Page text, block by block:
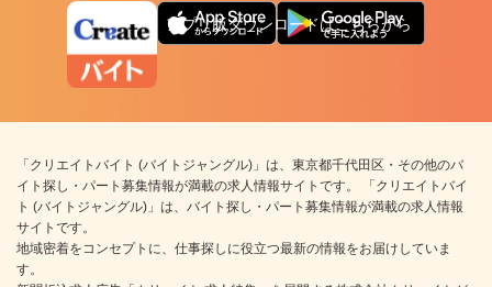
アプリ版ダウンロードはこちらから
「クリエイトバイト (バイトジャングル)」は、東京都千代田区・その他のバ
イト探し・パート募集情報が満載の求人情報サイトです。 「クリエイトバイ
ト (バイトジャングル)」は、バイト探し・パート募集情報が満載の求人情報
サイトです。
地域密着をコンセプトに、仕事探しに役立つ最新の情報をお届けしていま
す。